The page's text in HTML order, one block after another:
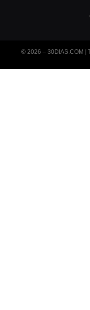
© 2026 – 30DIAS.COM |